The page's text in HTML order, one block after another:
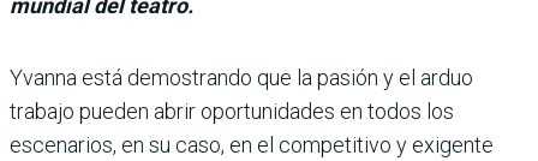
mundial del teatro.
Yvanna está demos­trando que la pasión y el arduo
trabajo pueden abrir oportunidades en todos los
escenarios, en su caso, en el competitivo y exigente